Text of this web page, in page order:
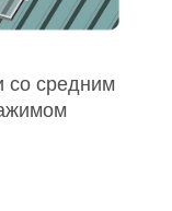
со средним